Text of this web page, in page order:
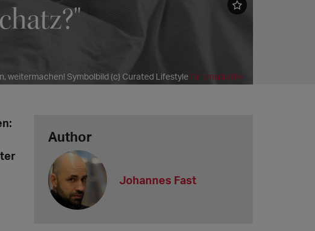
weitermachen! Symbolbild (c) Curated Lifestylefür Unsplash+
Author
Johannes Fast